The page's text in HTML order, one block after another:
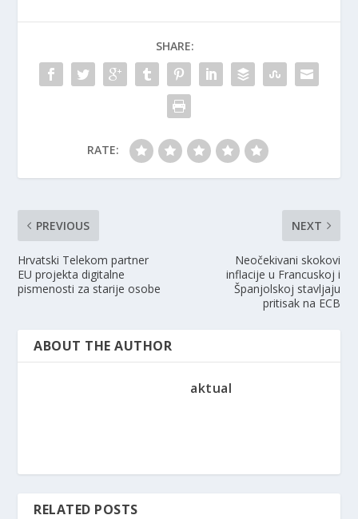
SHARE:
RATE:
PREVIOUS
Hrvatski Telekom partner
EU projekta digitalne
pismenosti za starije osobe
NEXT
Neočekivani skokovi
inflacije u Francuskoj i
Španjolskoj stavljaju
pritisak na ECB
ABOUT THE AUTHOR
aktual
RELATED POSTS